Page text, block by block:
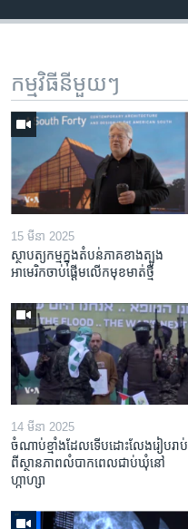
កម្មវិធី​នីមួយៗ
15 មីនា 2025
ស្ថាបត្យកម្ម​ក្នុង​តំបន់​ភាគ​ខាង​ត្បូង​
អាមេរិក​ចាប់ផ្តើម​លើក​មុខមាត់​ថ្មី
14 មីនា 2025
ចំណាប់ខ្មាំង​ដែល​ទើប​ដោះលែង​រៀបរាប់​
ពី​ស្ថានភាព​​លំបាក​ពេល​ជាប់​ឃុំ​នៅ​
ហ្កាហ្សា